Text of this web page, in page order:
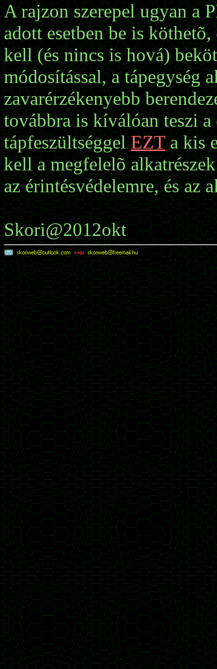
A rajzon szerepel ugyan a
adott esetben be is
kell (és nincs is hová)
módosítással, a tápegység
zavarérzékenyebb
továbbra is kíválóan teszi
tápfeszültséggelEZTa kis
kell a megfelelõ
az érintésvédelemre, és az
Skori@2012okt